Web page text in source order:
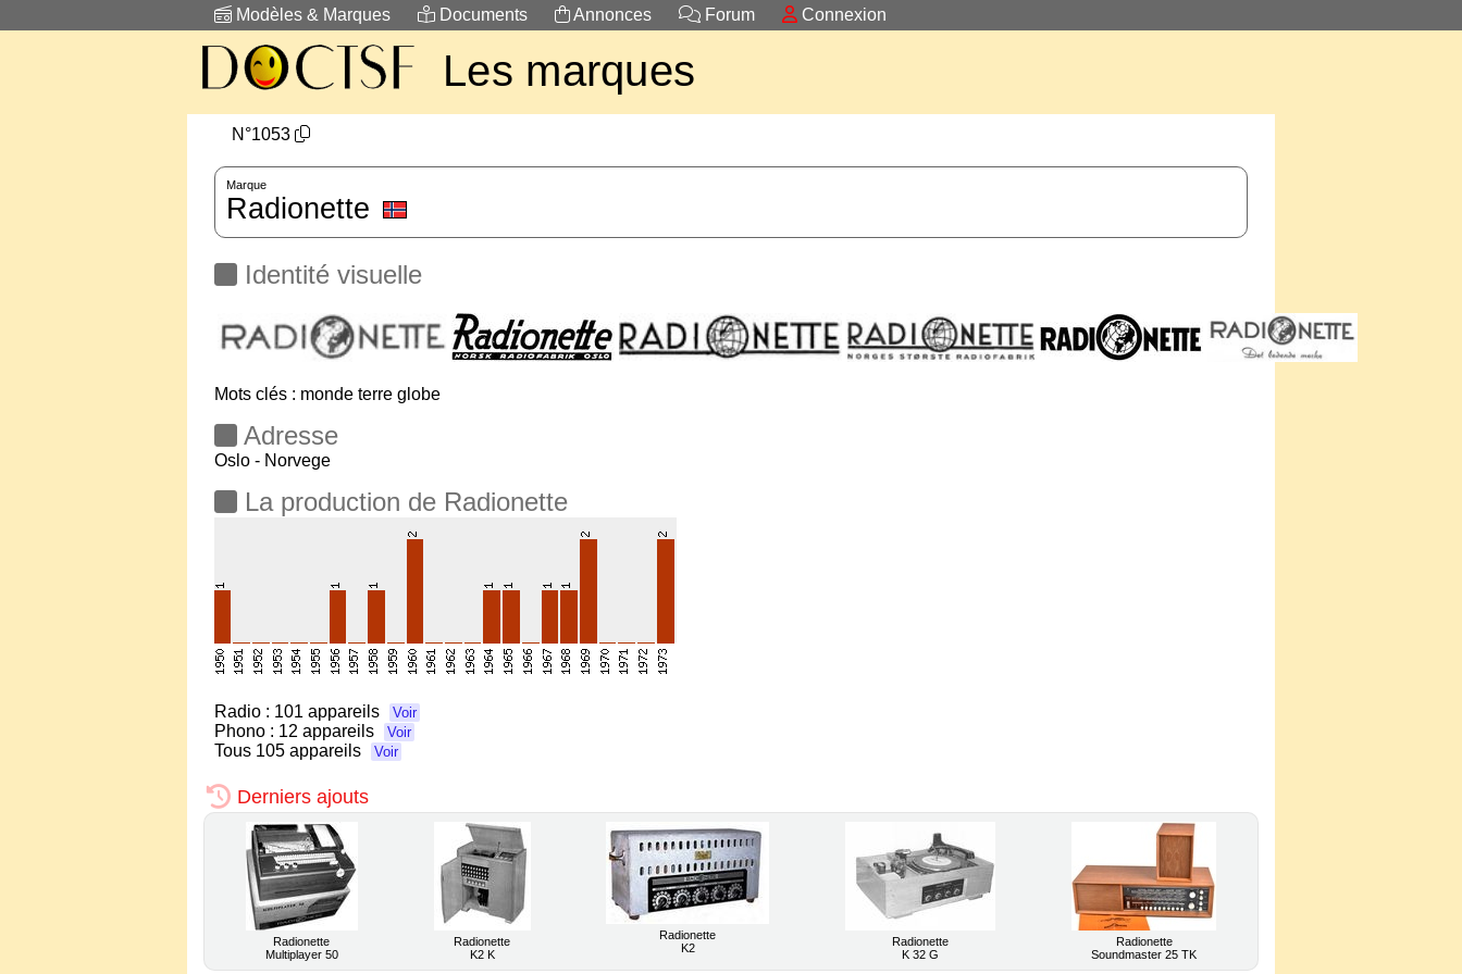
Modèles & Marques Documents Annonces Forum Connexion
Les marques
N°1053
Marque
Radionette
Identité visuelle
Mots clés : monde terre globe
Adresse
Oslo - Norvege
La production de Radionette
Radio : 101 appareils Voir
Phono : 12 appareils Voir
Tous 105 appareils Voir
Derniers ajouts
Radionette
Multiplayer 50
Radionette
K2 K
Radionette
K2
Radionette
K 32 G
Radionette
Soundmaster 25 TK